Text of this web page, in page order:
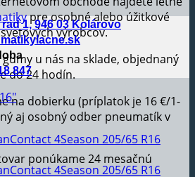
pre osobné alebo úžitkové
výrobcov.
u nás na sklade, objednaný
do 24 hodín.
na dobierku (príplatok je 16 €/1-
aj osobný odber pneumatík v
ponúkame 24 mesačnú
1, 946 03 Kolárovo
847